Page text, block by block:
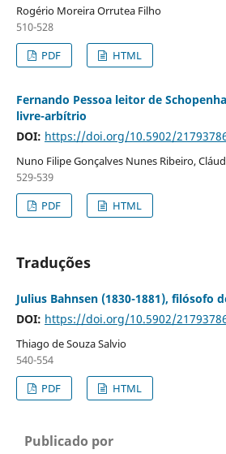
Rogério Moreira Orrutea Filho
510-528
PDF
HTML
Fernando Pessoa leitor de
livre-arbítrio
DOI: https://doi.org/10.5902/
Nuno Filipe Gonçalves Nunes Ribeiro,
529-539
PDF
HTML
Traduções
Julius Bahnsen (1830-1881), filósofo
DOI: https://doi.org/10.5902/
Thiago de Souza Salvio
540-554
PDF
HTML
Publicado por